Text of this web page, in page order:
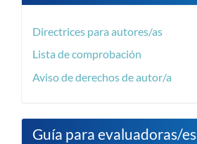
Directrices para autores/as
Lista de comprobación
Aviso de derechos de autor/a
Guía para evaluadoras/es